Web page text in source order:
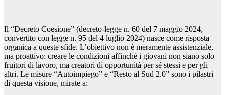
Il “Decreto Coesione” (decreto-legge n. 60 del 7 maggio 2024,
convertito con legge n. 95 del 4 luglio 2024) nasce come risposta
organica a queste sfide. L’obiettivo non è meramente assistenziale,
ma proattivo: creare le condizioni affinché i giovani non siano solo
fruitori di lavoro, ma creatori di opportunità per sé stessi e per gli
altri. Le misure “Autoimpiego” e “Resto al Sud 2.0” sono i pilastri
di questa visione, mirate a: